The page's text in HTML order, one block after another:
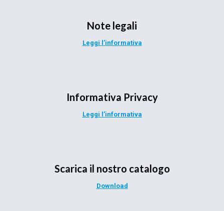
Note legali
Leggi l’informativa
Informativa Privacy
Leggi l’informativa
Scarica il nostro catalogo
Download